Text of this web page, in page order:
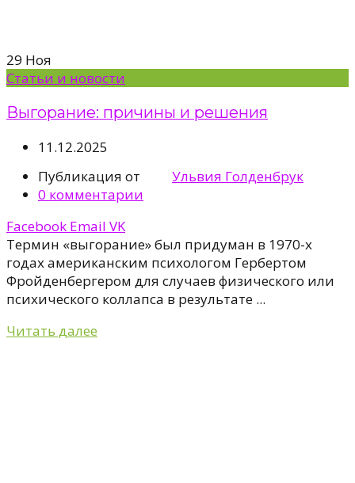
29 Ноя
Статьи и новости
Выгорание: причины и решения
11.12.2025
Публикация от
Ульвия Голденбрук
0 комментарии
Facebook Email VK
Термин «выгорание» был придуман в 1970-х
годах американским психологом Гербертом
Фройденбергером для случаев физического или
психического коллапса в результате ...
Читать далее